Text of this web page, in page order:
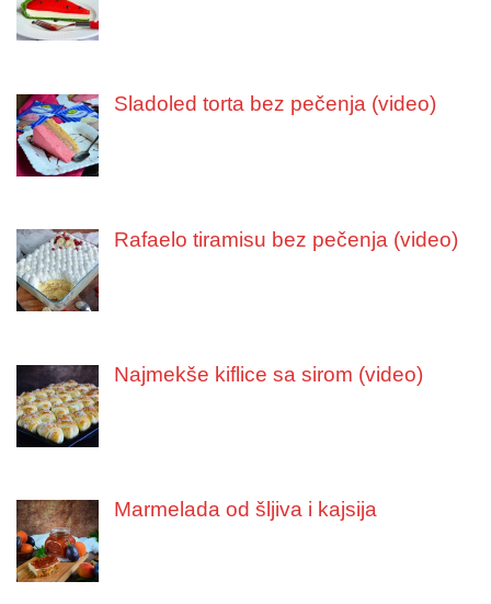
Sladoled torta bez pečenja (video)
Rafaelo tiramisu bez pečenja (video)
Najmekše kiflice sa sirom (video)
Marmelada od šljiva i kajsija